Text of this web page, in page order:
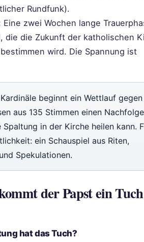
Rundfunk).
Eine zwei Wochen lange
die die Zukunft der katholischen
wird. Die Spannung ist
beginnt ein Wettlauf
aus 135 Stimmen einen
Spaltung in der Kirche heilen kann.
ein Schauspiel aus Riten,
Spekulationen.
der Papst ein
hat das Tuch?